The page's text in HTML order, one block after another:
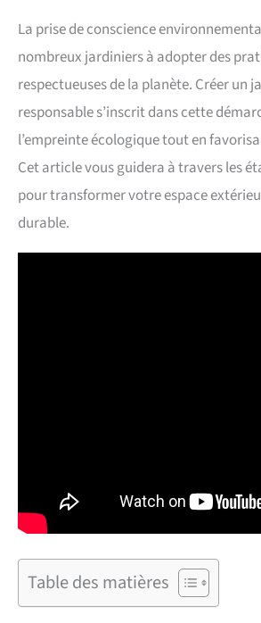
La prise de conscience
nombreux jardiniers à adopter des
respectueuses de la planète. Créer un
responsable s’inscrit dans cette
l’empreinte écologique tout en
Cet article vous guidera à travers les
pour transformer votre espace
durable.
Table des matières